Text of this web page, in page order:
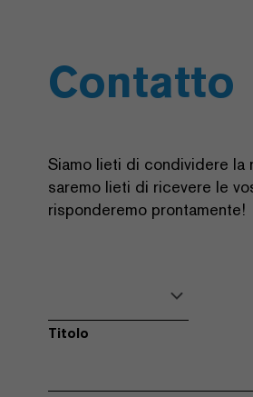
Contatto
Siamo lieti di condividere la
saremo lieti di ricevere le
risponderemo prontamente!
Titolo